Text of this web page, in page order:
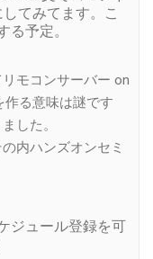
てみてます。こ
る予定。
モコンサーバー on
作る意味は謎です
した。
内ハンズオンセミ
ジュール登録を可